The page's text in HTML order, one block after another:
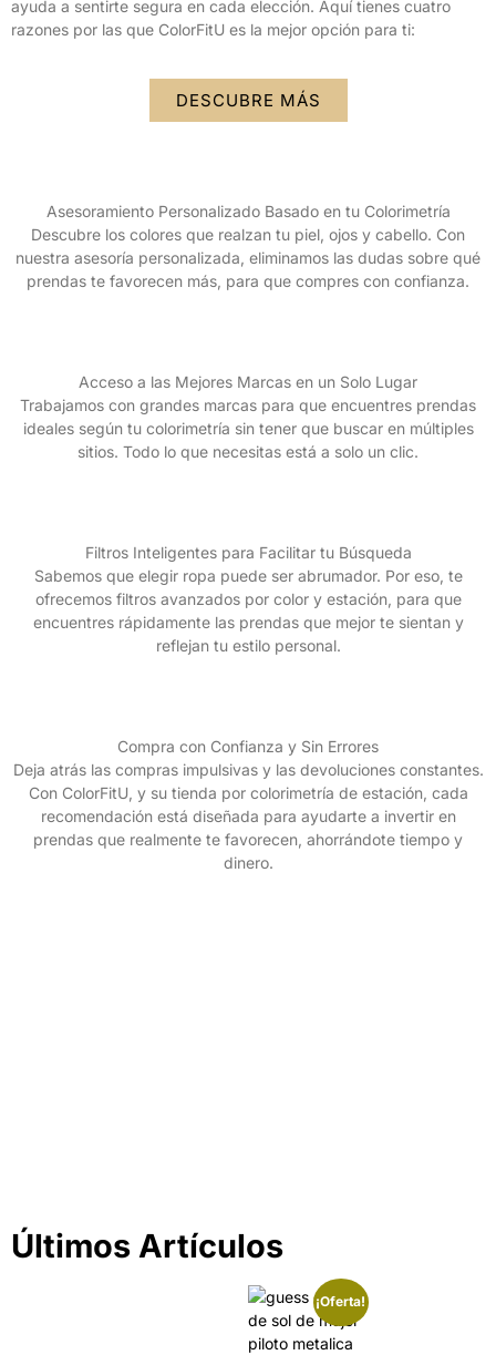
ayuda a sentirte segura en cada elección. Aquí tienes cuatro
razones por las que ColorFitU es la mejor opción para ti:
DESCUBRE MÁS
Asesoramiento Personalizado Basado en tu Colorimetría
Descubre los colores que realzan tu piel, ojos y cabello. Con
nuestra asesoría personalizada, eliminamos las dudas sobre qué
prendas te favorecen más, para que compres con confianza.
Acceso a las Mejores Marcas en un Solo Lugar
Trabajamos con grandes marcas para que encuentres prendas
ideales según tu colorimetría sin tener que buscar en múltiples
sitios. Todo lo que necesitas está a solo un clic.
Filtros Inteligentes para Facilitar tu Búsqueda
Sabemos que elegir ropa puede ser abrumador. Por eso, te
ofrecemos filtros avanzados por color y estación, para que
encuentres rápidamente las prendas que mejor te sientan y
reflejan tu estilo personal.
Compra con Confianza y Sin Errores
Deja atrás las compras impulsivas y las devoluciones constantes.
Con ColorFitU, y su tienda por colorimetría de estación, cada
recomendación está diseñada para ayudarte a invertir en
prendas que realmente te favorecen, ahorrándote tiempo y
dinero.
Últimos Artículos
¡Oferta!